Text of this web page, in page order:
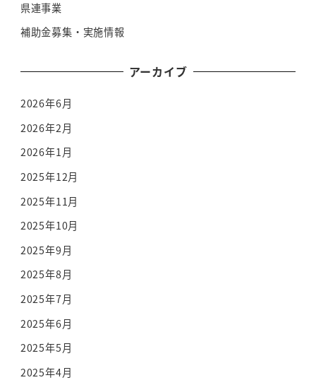
県連事業
補助金募集・実施情報
アーカイブ
2026年6月
2026年2月
2026年1月
2025年12月
2025年11月
2025年10月
2025年9月
2025年8月
2025年7月
2025年6月
2025年5月
2025年4月